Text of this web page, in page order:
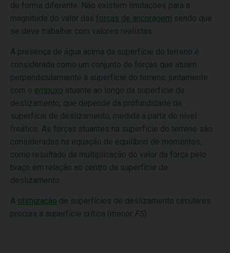
de forma diferente. Não existem limitações para a
magnitude do valor das forças de ancoragem sendo que
se deve trabalhar com valores realistas.
A presença de água acima da superfície do terreno é
considerada como um conjunto de forças que atuam
perpendicularmente à superfície do terreno, juntamente
com o empuxo atuante ao longo da superfície de
deslizamento, que depende da profundidade da
superfície de deslizamento, medida a partir do nível
freático. As forças atuantes na superfície do terreno são
consideradas na equação de equilíbrio de momentos,
como resultado da multiplicação do valor da força pelo
braço em relação ao centro da superfície de
deslizamento.
A otimização de superfícies de deslizamento circulares
procura a superfície crítica (menor FS).